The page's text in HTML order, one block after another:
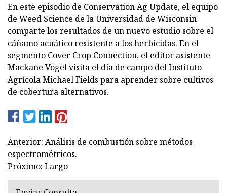
En este episodio de Conservation Ag Update, el equipo
de Weed Science de la Universidad de Wisconsin
comparte los resultados de un nuevo estudio sobre el
cáñamo acuático resistente a los herbicidas. En el
segmento Cover Crop Connection, el editor asistente
Mackane Vogel visita el día de campo del Instituto
Agrícola Michael Fields para aprender sobre cultivos
de cobertura alternativos.
Anterior: Análisis de combustión sobre métodos
espectrométricos.
Próximo: Largo